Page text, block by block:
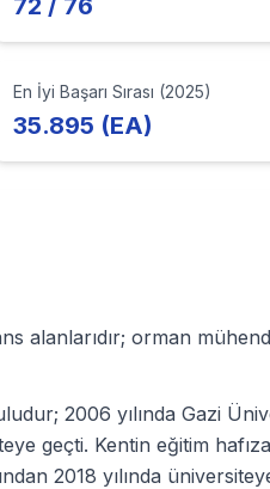
72 / 76
En İyi Başarı Sırası (2025)
35.895 (EA)
alanlarıdır; orman
2006 yılında Gazi
geçti. Kentin eğitim
2018 yılında